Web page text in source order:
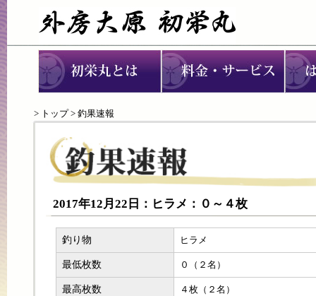
> トップ> 釣果速報
2017年12月22日：ヒラメ：０～４枚
釣り物 ヒラメ
最低枚数 ０（２名）
最高枚数 ４枚（２名）